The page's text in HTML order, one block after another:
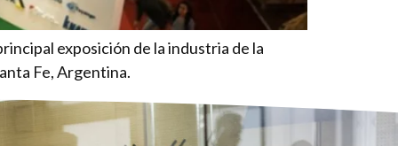
exposición de la industria de la
Fe, Argentina.